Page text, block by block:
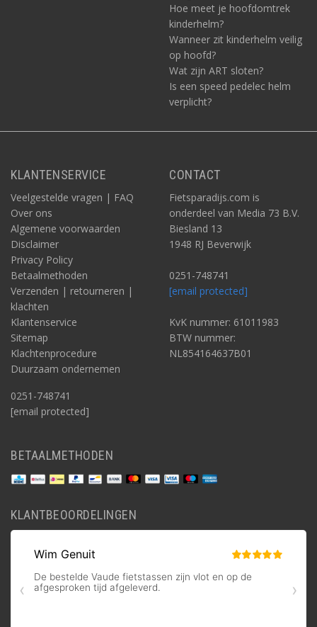
Hoe meet je hoofdomtrek
kinderhelm?
Wanneer zit kinderhelm veilig
op hoofd?
Wat zijn ART sloten?
Is een speed pedelec helm
verplicht?
KLANTENSERVICE
Veelgestelde vragen | FAQ
Over ons
Algemene voorwaarden
Disclaimer
Privacy Policy
Betaalmethoden
Verzenden | retourneren |
klachten
Klantenservice
Sitemap
Klachtenprocedure
Duurzaam ondernemen
0251-748741
[email protected]
CONTACT
Fietsparadijs.com is
onderdeel van Media 73 B.V.
Biesland 13
1948 RJ Beverwijk
0251-748741
[email protected]
KvK nummer: 61011983
BTW nummer:
NL854164637B01
BETAALMETHODEN
KLANTBEOORDELINGEN